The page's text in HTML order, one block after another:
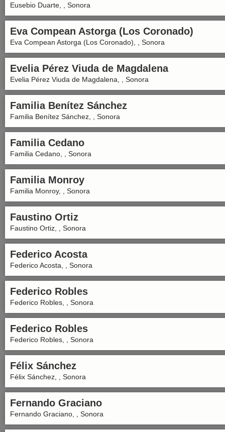
Eusebio Duarte, , Sonora
Eva Compean Astorga (Los Coronado)
Eva Compean Astorga (Los Coronado), , Sonora
Evelia Pérez Viuda de Magdalena
Evelia Pérez Viuda de Magdalena, , Sonora
Familia Benítez Sánchez
Familia Benítez Sánchez, , Sonora
Familia Cedano
Familia Cedano, , Sonora
Familia Monroy
Familia Monroy, , Sonora
Faustino Ortiz
Faustino Ortiz, , Sonora
Federico Acosta
Federico Acosta, , Sonora
Federico Robles
Federico Robles, , Sonora
Federico Robles
Federico Robles, , Sonora
Félix Sánchez
Félix Sánchez, , Sonora
Fernando Graciano
Fernando Graciano, , Sonora